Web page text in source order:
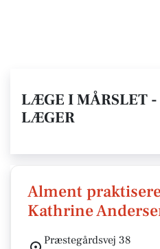
LÆGE I MÅRSLET -
LÆGER
Alment
Kathrine
Præstegårdsvej 38